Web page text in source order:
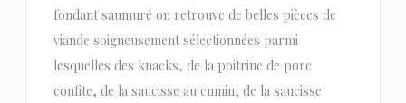
fondant saumuré on retrouve de belles pièces de
viande soigneusement sélectionnées parmi
lesquelles des knacks, de la poitrine de porc
confite, de la saucisse au cumin, de la saucisse